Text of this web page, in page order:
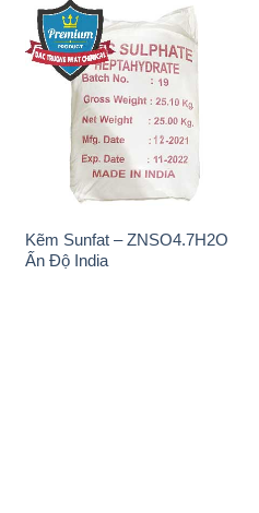
Kẽm Sunfat – ZNSO4.7H2O
Ấn Độ India